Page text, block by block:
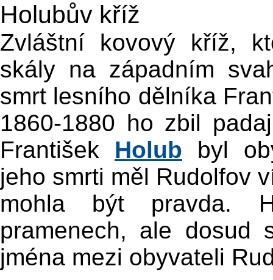
Holubův kříž
Zvláštní kovový kříž,
skály na západním
smrt lesního dělníka
1860-1880 ho zbil
František Holub byl
jeho smrti měl Rudolfov
mohla být pravda.
pramenech, ale dosud
jména mezi obyvateli